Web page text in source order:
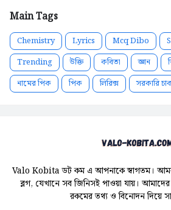
Main Tags
Chemistry Lyrics Mcq Dibo
Trending
উক্তি কবিতা জ্ঞান
নামের পিক
পিক লিরিক্স সরকারি
Valo Kobita ডট কম এ আপনাকে স্বাগতম। আমরা
ব্লগ, যেখানে সব জিনিসই পাওয়া যায়।
রকমের তথ্য ও বিনোদন দিয়ে